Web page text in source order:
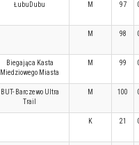
ŁubuDubu M 97
M 98
Biegająca Kasta
Miedziowego Miasta
M 99
BUT- Barczewo Ultra
Trail
M 100
K 21